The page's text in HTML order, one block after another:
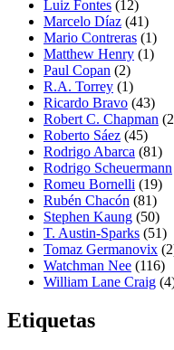
Luiz Fontes (12)
Marcelo Díaz (41)
Mario Contreras (1)
Matthew Henry (1)
Paul Copan (2)
R.A. Torrey (1)
Ricardo Bravo (43)
Robert C. Chapman
Roberto Sáez (45)
Rodrigo Abarca (81)
Rodrigo Scheuermann
Romeu Bornelli (19)
Rubén Chacón (81)
Stephen Kaung (50)
T. Austin-Sparks (51)
Tomaz Germanovix
Watchman Nee (116)
William Lane Craig
Etiquetas